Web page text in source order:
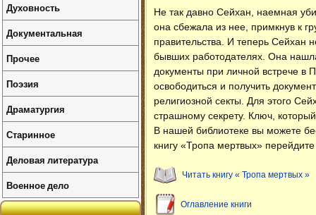
Не так давно Сейхан, наемная
она сбежала из нее, примкнув к
правительства. И теперь
бывших работодателях. Она
документы при личной встрече в
освободиться и получить
религиозной секты. Для этого
страшному секрету. Ключ,
В нашей библиотеке вы можете
книгу «Тропа мертвых»
Читать книгу « Тропа мертвых »
Оглавление книги
Духовность
Документальная
Прочее
Поэзия
Драматургия
Старинное
Деловая литература
Военное дело